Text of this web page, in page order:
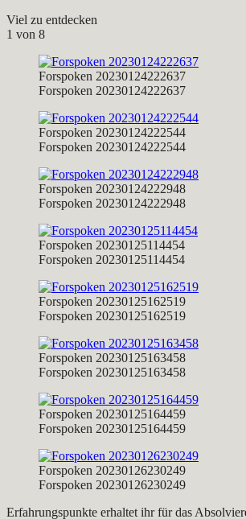
Viel zu entdecken
1 von 8
Forspoken 20230124222637
Forspoken 20230124222637
Forspoken 20230124222544
Forspoken 20230124222544
Forspoken 20230124222948
Forspoken 20230124222948
Forspoken 20230125114454
Forspoken 20230125114454
Forspoken 20230125162519
Forspoken 20230125162519
Forspoken 20230125163458
Forspoken 20230125163458
Forspoken 20230125164459
Forspoken 20230125164459
Forspoken 20230126230249
Forspoken 20230126230249
Erfahrungspunkte erhaltet ihr für das